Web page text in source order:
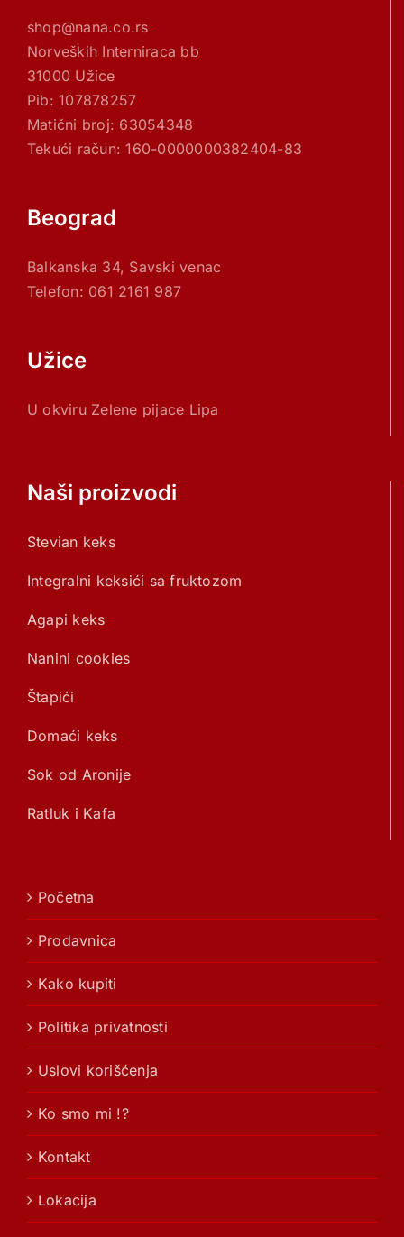
shop@nana.co.rs
Norveških Interniraca bb
31000 Užice
Pib: 107878257
Matični broj: 63054348
Tekući račun: 160-0000000382404-83
Beograd
Balkanska 34, Savski venac
Telefon: 061 2161 987
Užice
U okviru Zelene pijace Lipa
Naši proizvodi
Stevian keks
Integralni keksići sa fruktozom
Agapi keks
Nanini cookies
Štapići
Domaći keks
Sok od Aronije
Ratluk i Kafa
Početna
Prodavnica
Kako kupiti
Politika privatnosti
Uslovi korišćenja
Ko smo mi !?
Kontakt
Lokacija